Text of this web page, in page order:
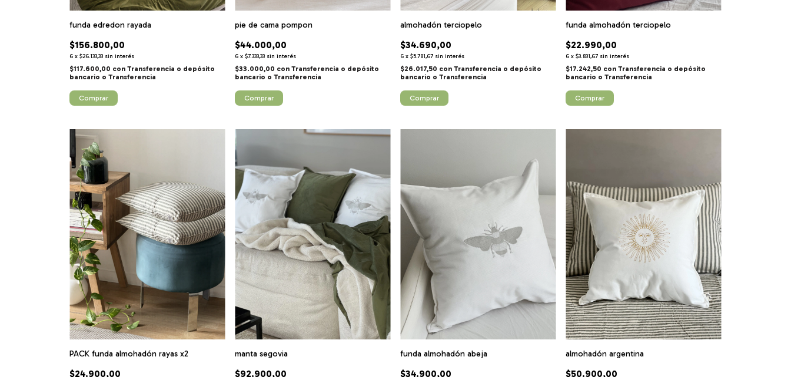
funda edredon rayada
$156.800,00
6 x $26.133,33 sin interés
$117.600,00 con Transferencia o depósito
bancario
Comprar
pie de cama pompon
$44.000,00
6 x $7.333,33 sin interés
$33.000,00 con Transferencia o depósito
bancario
Comprar
almohadón terciopelo
$34.690,00
6 x $5.781,67 sin interés
$26.017,50 con Transferencia o depósito
bancario
Comprar
funda almohadón terciopelo
$22.990,00
6 x $3.831,67 sin interés
$17.242,50 con Transferencia o depósito
bancario
Comprar
PACK funda almohadón rayas x2
$24.900,00
manta segovia
$92.900,00
funda almohadón abeja
$34.900,00
almohadón argentina
$50.900,00